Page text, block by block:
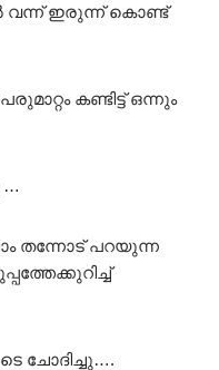
വന്ന് ഇരുന്ന് കൊണ്ട്
കണ്ടിട്ട് ഒന്നും
…
തന്നോട് പറയുന്ന
ചോദിച്ചു….